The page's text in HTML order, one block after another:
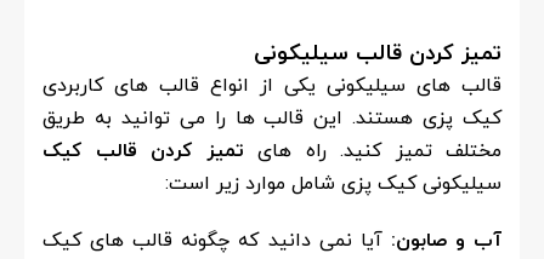
تمیز کردن قالب سیلیکونی
قالب های سیلیکونی یکی از انواع قالب های کاربردی
کیک پزی هستند. این قالب ها را می توانید به طریق
مختلف تمیز کنید. راه های تمیز کردن قالب کیک
سیلیکونی کیک پزی شامل موارد زیر است:
آب و صابون:آیا نمی دانید که چگونه قالب های کیک